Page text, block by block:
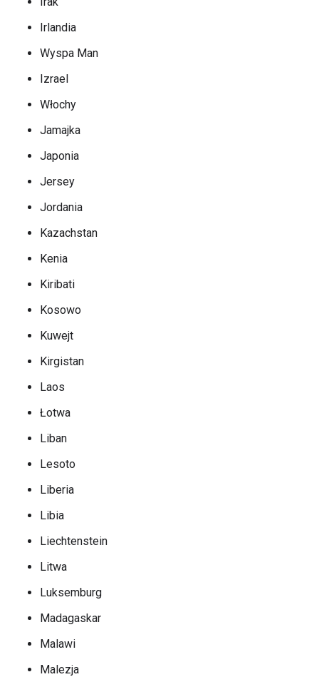
Irlandia
Wyspa Man
Izrael
Włochy
Jamajka
Japonia
Jersey
Jordania
Kazachstan
Kenia
Kiribati
Kosowo
Kuwejt
Kirgistan
Laos
Łotwa
Liban
Lesoto
Liberia
Libia
Liechtenstein
Litwa
Luksemburg
Madagaskar
Malawi
Malezja